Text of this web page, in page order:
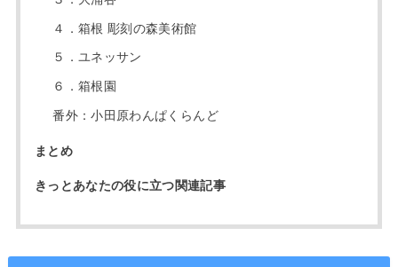
４．箱根 彫刻の森美術館
５．ユネッサン
６．箱根園
番外：小田原わんぱくらんど
まとめ
きっとあなたの役に立つ関連記事